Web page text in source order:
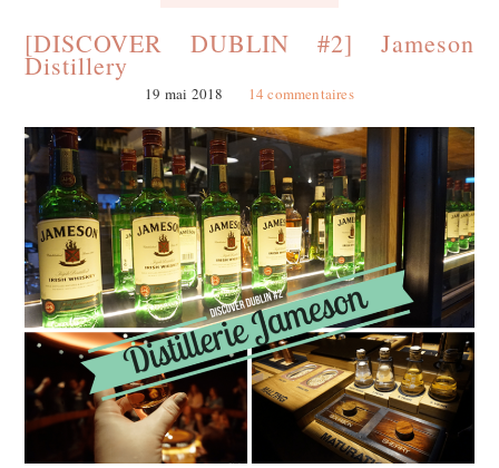
[DISCOVER DUBLIN #2] Jameson
Distillery
19 mai 2018 14 commentaires